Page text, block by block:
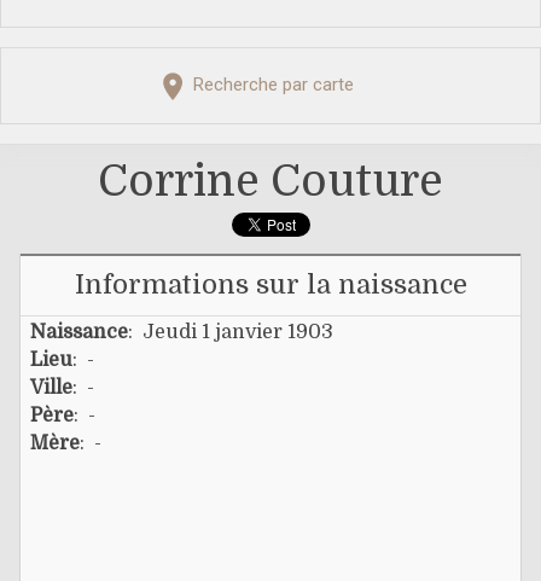
Recherche par carte
Corrine Couture
Informations sur la naissance
Naissance: Jeudi 1 janvier 1903
Lieu: -
Ville: -
Père: -
Mère: -